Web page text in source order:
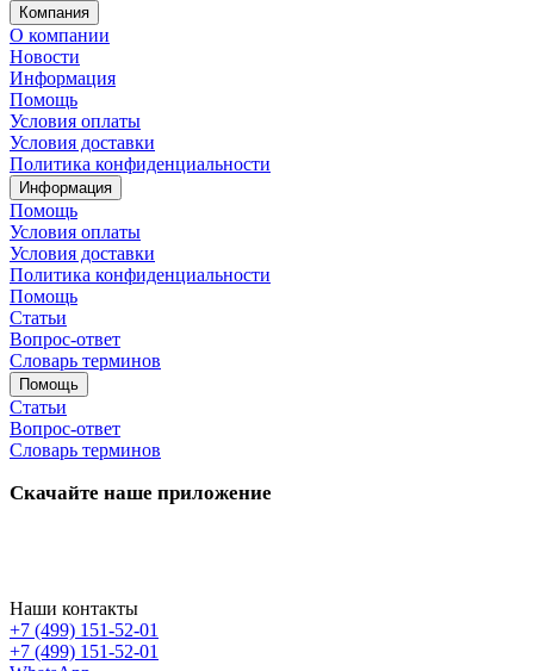
Компания
О компании
Новости
Информация
Помощь
Условия оплаты
Условия доставки
Политика конфиденциальности
Информация
Помощь
Условия оплаты
Условия доставки
Политика конфиденциальности
Помощь
Статьи
Вопрос-ответ
Словарь терминов
Помощь
Статьи
Вопрос-ответ
Словарь терминов
Скачайте наше приложение
Наши контакты
+7 (499) 151-52-01
+7 (499) 151-52-01